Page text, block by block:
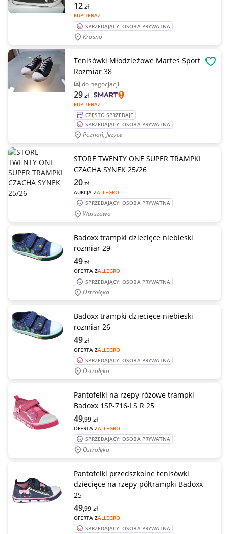
KUP TERAZ
12zł
SPRZEDAJĄCY: OSOBA PRYWATNA
Krosno
Tenisówki Młodzieżowe Martes Sport
Rozmiar 38
do negocjacji
KUP TERAZ
29zł
CZĘSTO SPRZEDAJE
SPRZEDAJĄCY: OSOBA PRYWATNA
Poznań, Jeżyce
STORE TWENTY ONE SUPER TRAMPKI
CZACHA SYNEK 25/26
AUKCJA ZALLEGRO
20zł
SPRZEDAJĄCY: OSOBA PRYWATNA
Warszawa
Badoxx trampki dziecięce niebieski
rozmiar 29
OFERTA ZALLEGRO
49zł
SPRZEDAJĄCY: OSOBA PRYWATNA
Ostrołęka
Badoxx trampki dziecięce niebieski
rozmiar 26
OFERTA ZALLEGRO
49zł
SPRZEDAJĄCY: OSOBA PRYWATNA
Ostrołęka
Pantofelki na rzepy różowe trampki
Badoxx 1SP-716-LS R 25
OFERTA ZALLEGRO
49,99zł
SPRZEDAJĄCY: OSOBA PRYWATNA
Ostrołęka
Pantofelki przedszkolne tenisówki
dziecięce na rzepy półtrampki Badoxx
25
OFERTA ZALLEGRO
49,99zł
SPRZEDAJĄCY: OSOBA PRYWATNA